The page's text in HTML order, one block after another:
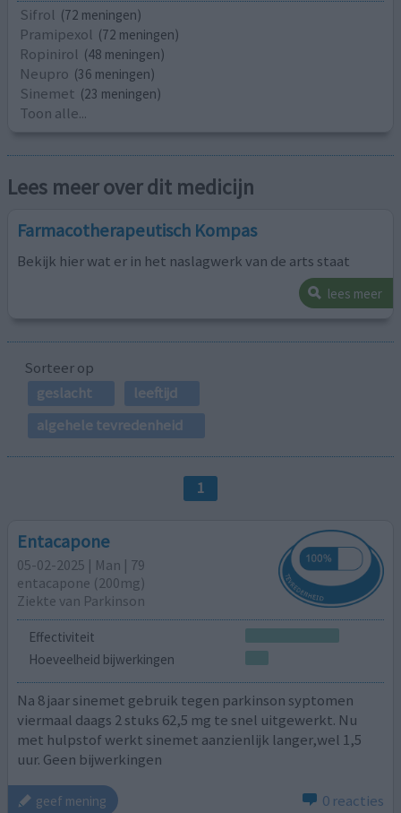
Sifrol (72 meningen)
Pramipexol (72 meningen)
Ropinirol (48 meningen)
Neupro (36 meningen)
Sinemet (23 meningen)
Toon alle...
Lees meer over dit medicijn
Farmacotherapeutisch Kompas
Bekijk hier wat er in het naslagwerk van de arts staat
lees meer
Sorteer op
geslacht
leeftijd
algehele tevredenheid
1
Entacapone
05-02-2025 | Man | 79
entacapone (200mg)
Ziekte van Parkinson
Effectiviteit
Hoeveelheid bijwerkingen
Na 8 jaar sinemet gebruik tegen parkinson syptomen
viermaal daags 2 stuks 62,5 mg te snel uitgewerkt. Nu
met hulpstof werkt sinemet aanzienlijk langer,wel 1,5
uur. Geen bijwerkingen
geef mening 0 reacties